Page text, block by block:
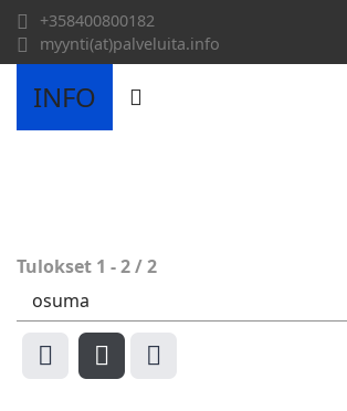
+358400800182
myynti(at)palveluita.info
INFO
Tulokset 1 -2/2